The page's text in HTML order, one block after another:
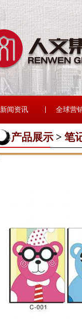
新闻资讯 全球营
产品展示 > 笔